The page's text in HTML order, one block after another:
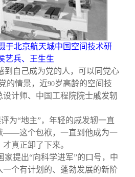
法规
我们
于北京航天城中国空间技术研
艺兵、王生生
到自己成为党的人，可以同党心
的情景，近90岁高龄的空间技
计师、中国工程院院士戚发轫
为“地主”，年轻的戚发轫一直
——这个包袱，一直到他成为一
真正卸了下来。
家提出“向科学进军”的口号，中
一个有计划的、蓬勃发展的新阶